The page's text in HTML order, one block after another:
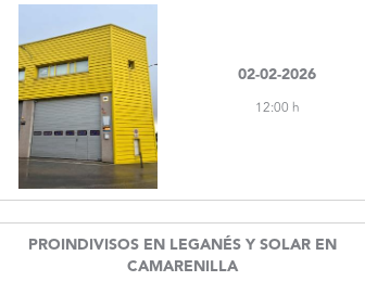
02-02-2026
12:00 h
PROINDIVISOS EN LEGANÉS Y SOLAR EN
CAMARENILLA